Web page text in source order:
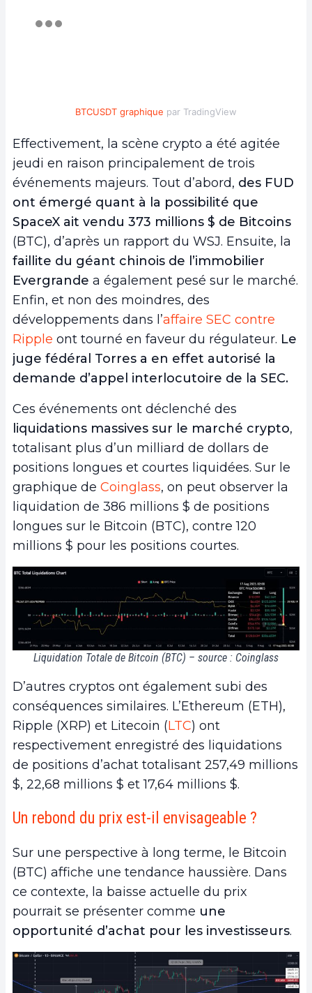
BTCUSDT graphique par TradingView
Effectivement, la scène crypto a été agitée
jeudi en raison principalement de trois
événements majeurs. Tout d’abord, des FUD
ont émergé quant à la possibilité que
SpaceX ait vendu 373 millions $ de Bitcoins
(BTC), d’après un rapport du WSJ. Ensuite, la
faillite du géant chinois de l’immobilier
Evergrande a également pesé sur le marché.
Enfin, et non des moindres, des
développements dans l’affaire SEC contre
Ripple ont tourné en faveur du régulateur. Le
juge fédéral Torres a en effet autorisé la
demande d’appel interlocutoire de la SEC.
Ces événements ont déclenché des
liquidations massives sur le marché crypto,
totalisant plus d’un milliard de dollars de
positions longues et courtes liquidées. Sur le
graphique de Coinglass, on peut observer la
liquidation de 386 millions $ de positions
longues sur le Bitcoin (BTC), contre 120
millions $ pour les positions courtes.
Liquidation Totale de Bitcoin (BTC) – source : Coinglass
D’autres cryptos ont également subi des
conséquences similaires. L’Ethereum (ETH),
Ripple (XRP) et Litecoin (LTC) ont
respectivement enregistré des liquidations
de positions d’achat totalisant 257,49 millions
$, 22,68 millions $ et 17,64 millions $.
Un rebond du prix est-il envisageable ?
Sur une perspective à long terme, le Bitcoin
(BTC) affiche une tendance haussière. Dans
ce contexte, la baisse actuelle du prix
pourrait se présenter comme une
opportunité d’achat pour les investisseurs.